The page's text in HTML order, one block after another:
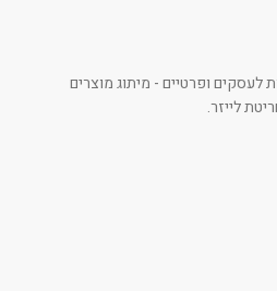
ופרטיים - מיתוג מוצרים
לייזר.